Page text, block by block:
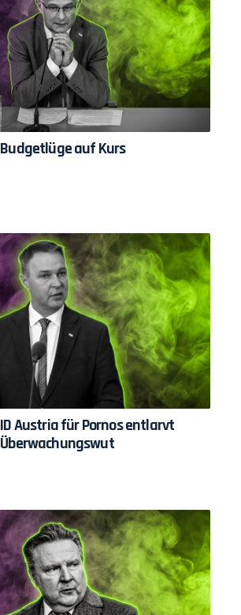
Budgetlüge auf Kurs
ID Austria für Pornos entlarvt
Überwachungswut